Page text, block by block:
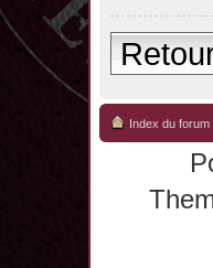
Index du forum